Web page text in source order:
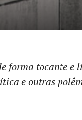
forma tocante e
e outras